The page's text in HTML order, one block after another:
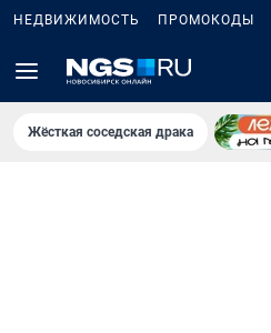
НЕДВИЖИМОСТЬ ПРОМОКОДЫ
Жёсткая соседская драка